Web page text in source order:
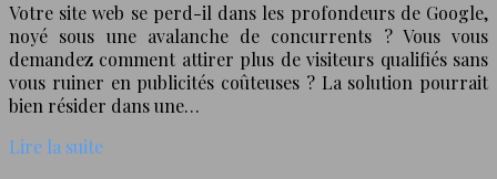
Votre site web se perd-il dans les profondeurs de Google,
noyé sous une avalanche de concurrents ? Vous vous
demandez comment attirer plus de visiteurs qualifiés sans
vous ruiner en publicités coûteuses ? La solution pourrait
bien résider dans une…
Lire la suite